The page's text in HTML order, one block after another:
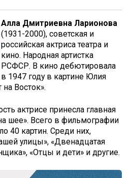
Алла Дмитриевна Ларионова
(1931-2000), советская и
российская актриса театра и
кино. Народная артистка
РСФСР. В кино дебютировала
в 1947 году в картине Юлия
Восток».
актрисе принесла главная
шее». Всего в фильмографии
40 картин. Среди них,
улицы», «Двенадцатая
«Отцы и дети» и другие.